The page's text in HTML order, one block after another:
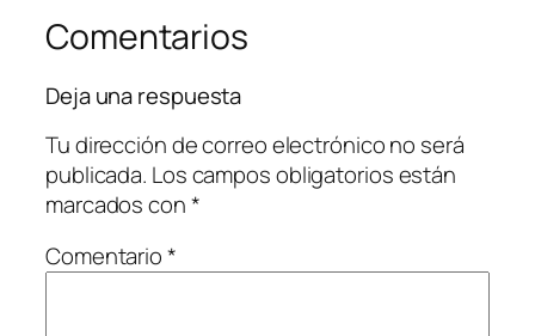
Comentarios
Deja una respuesta
Tu dirección de correo electrónico no será
publicada. Los campos obligatorios están
marcados con*
Comentario*